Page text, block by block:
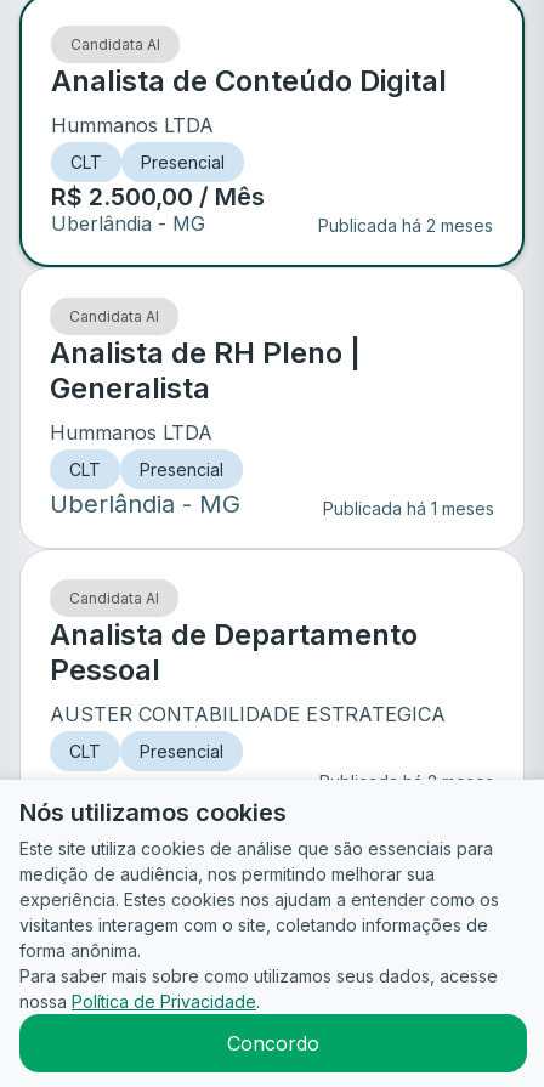
Candidata AI
Analista de Conteúdo Digital
Hummanos LTDA
CLT Presencial
R$ 2.500,00 / Mês
Uberlândia - MG Publicada há 2 meses
Candidata AI
Analista de RH Pleno |
Generalista
Hummanos LTDA
CLT Presencial
Uberlândia - MG Publicada há 1 meses
Candidata AI
Analista de Departamento
Pessoal
AUSTER CONTABILIDADE ESTRATEGICA
CLT Presencial
Uberlândia
Publicada há 2 meses
de1
Guia do
Candidato
Para
empresas
Política de
Privacidade
Termos
2026CandidataAI
Nós utilizamos cookies
Este site utiliza cookies de análise que são essenciais para
medição de audiência, nos permitindo melhorar sua
experiência. Estes cookies nos ajudam a entender como os
visitantes interagem com o site, coletando informações de
forma anônima.
Para saber mais sobre como utilizamos seus dados, acesse
nossa Política de Privacidade.
Concordo